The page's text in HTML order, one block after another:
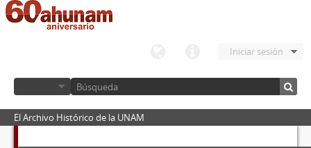
Iniciar sesión
El Archivo Histórico de la UNAM